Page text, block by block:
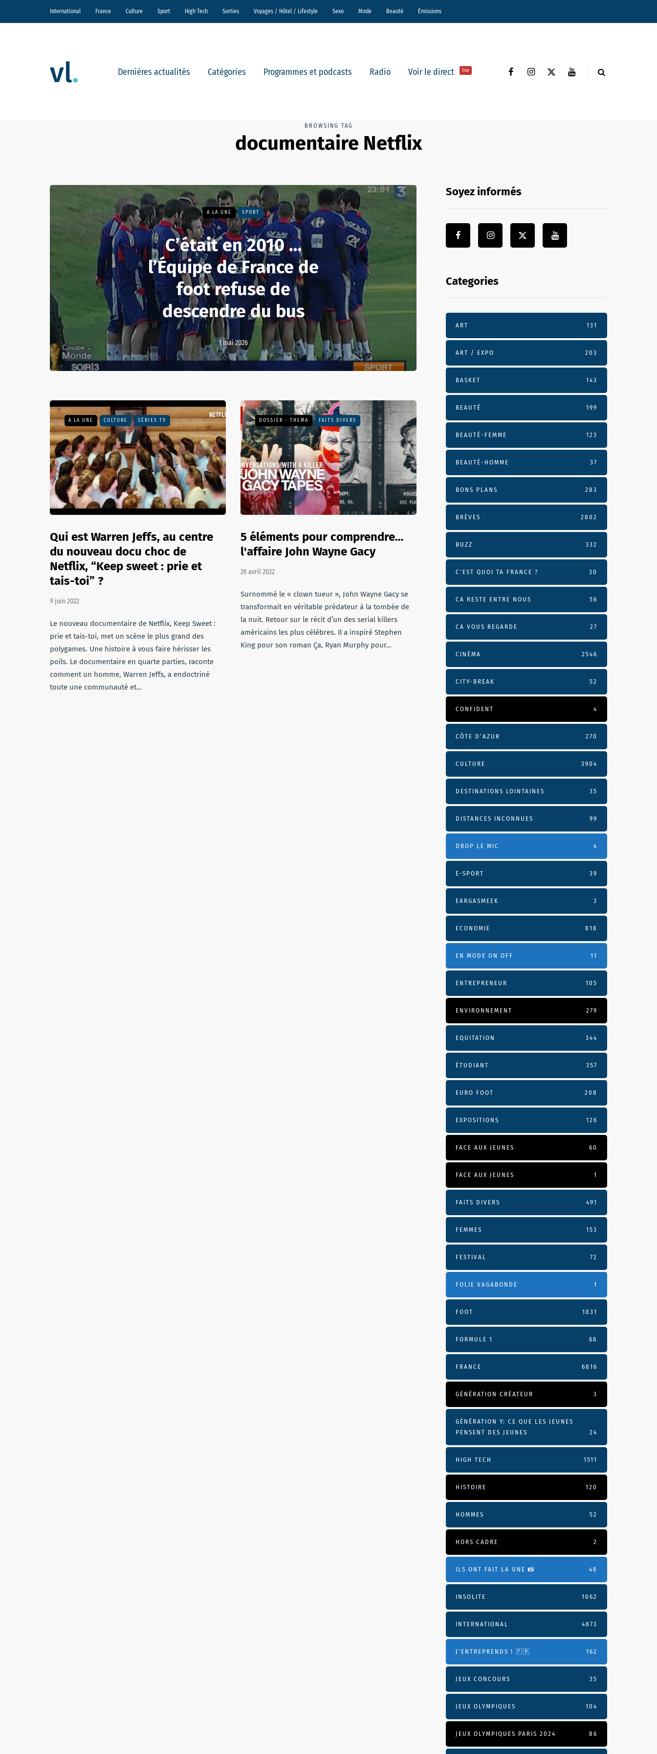
International France Culture Sport High Tech Sorties Voyages / Hôtel / Lifestyle Sexo Mode Beauté Émissions
Dernières actualités Catégories Programmes et podcasts Radio Voir le direct live
BROWSING TAG
documentaire Netflix
A LA UNE SPORT
C’était en 2010 …
l’Équipe de France de
foot refuse de
descendre du bus
1 mai 2026
A LA UNE CULTURE SÉRIES TV
Qui est Warren Jeffs, au centre
du nouveau docu choc de
Netflix, “Keep sweet : prie et
tais-toi” ?
9 juin 2022
Le nouveau documentaire de Netflix, Keep Sweet :
prie et tais-toi, met un scène le plus grand des
polygames. Une histoire à vous faire hérisser les
poils. Le documentaire en quarte parties, raconte
comment un homme, Warren Jeffs, a endoctriné
toute une communauté et…
DOSSIER - THEMA FAITS DIVERS
5 éléments pour comprendre…
l'affaire John Wayne Gacy
26 avril 2022
Surnommé le « clown tueur », John Wayne Gacy se
transformait en véritable prédateur à la tombée de
la nuit. Retour sur le récit d’un des serial killers
américains les plus célèbres. Il a inspiré Stephen
King pour son roman Ça, Ryan Murphy pour…
Soyez informés
Categories
ART 131
ART / EXPO 203
BASKET 143
BEAUTÉ 199
BEAUTÉ-FEMME 123
BEAUTÉ-HOMME 37
BONS PLANS 283
BRÈVES 2802
BUZZ 332
C'EST QUOI TA FRANCE ? 30
CA RESTE ENTRE NOUS 56
CA VOUS REGARDE 27
CINÉMA 2546
CITY-BREAK 52
CONFIDENT 4
CÔTE D’AZUR 270
CULTURE 3904
DESTINATIONS LOINTAINES 35
DISTANCES INCONNUES 99
DROP LE MIC 4
E-SPORT 39
EARGASMEEK 3
ECONOMIE 818
EN MODE ON OFF 11
ENTREPRENEUR 105
ENVIRONNEMENT 279
EQUITATION 344
ÉTUDIANT 357
EURO FOOT 208
EXPOSITIONS 126
FACE AUX JEUNES 60
FACE AUX JEUNES 1
FAITS DIVERS 491
FEMMES 153
FESTIVAL 72
FOLIE VAGABONDE 1
FOOT 1831
FORMULE 1 68
FRANCE 6816
GÉNÉRATION CRÉATEUR 3
GÉNÉRATION Y: CE QUE LES JEUNES
PENSENT DES JEUNES
24
HIGH TECH 1511
HISTOIRE 120
HOMMES 52
HORS CADRE 2
ILS ONT FAIT LA UNE 📸 48
INSOLITE 1062
INTERNATIONAL 4873
J'ENTREPRENDS ! 🇫🇷 162
JEUX CONCOURS 35
JEUX OLYMPIQUES 104
JEUX OLYMPIQUES PARIS 2024 86